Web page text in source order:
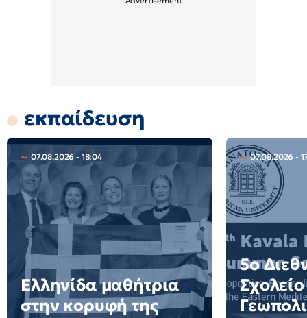
εκπαίδευση
07.08.2026 - 18:04
Ελληνίδα μαθήτρια
στην κορυφή της
07.08.2026 -
5ο